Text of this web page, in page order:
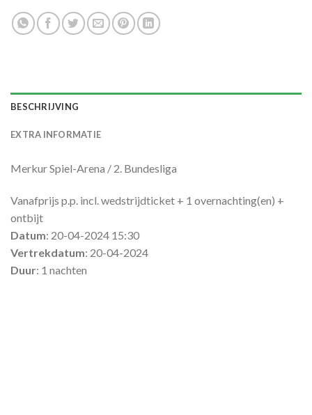
BESCHRIJVING
EXTRA INFORMATIE
Merkur Spiel-Arena / 2. Bundesliga
Vanafprijs p.p. incl. wedstrijdticket + 1 overnachting(en) +
ontbijt
Datum: 20-04-2024 15:30
Vertrekdatum: 20-04-2024
Duur: 1 nachten